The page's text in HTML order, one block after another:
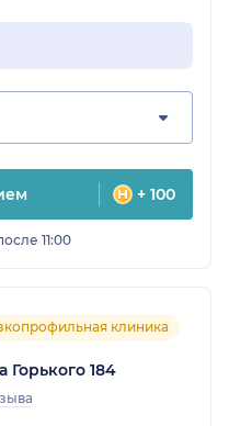
+ 100
11:00
клиника
Горького 184